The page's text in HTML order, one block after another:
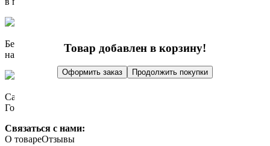
Бесплатно до ТК при заказе из региона
на сумму не менее 10 000 р.
Самовывоз: метро Таганская,
Гончарная набережная, д. 3, стр. 5
Связаться с нами:
О товареОтзывы
Товар добавлен в корзину!
Оформить заказ Продолжить покупки